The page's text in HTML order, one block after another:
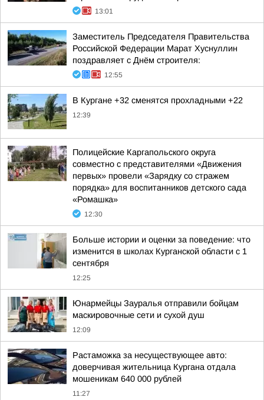
13:01
Заместитель Председателя Правительства
Российской Федерации Марат Хуснуллин
поздравляет с Днём строителя:
12:55
В Кургане +32 сменятся прохладными +22
12:39
Полицейские Каргапольского округа
совместно с представителями «Движения
первых» провели «Зарядку со стражем
порядка» для воспитанников детского сада
«Ромашка»
12:30
Больше истории и оценки за поведение: что
изменится в школах Курганской области с 1
сентября
12:25
Юнармейцы Зауралья отправили бойцам
маскировочные сети и сухой душ
12:09
Растаможка за несуществующее авто:
доверчивая жительница Кургана отдала
мошеникам 640 000 рублей
11:27